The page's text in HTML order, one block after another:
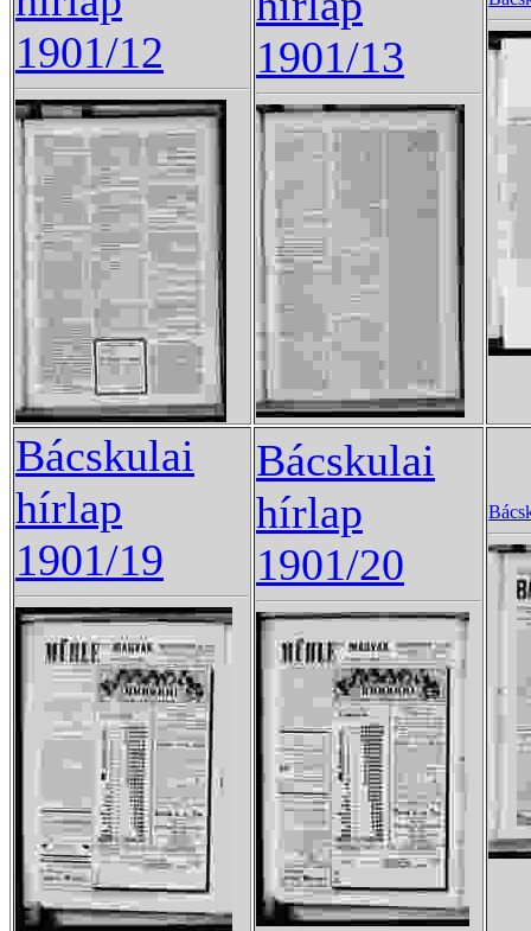
1901/12
1901/13
Bácskulai
hírlap
1901/19
Bácskulai
hírlap
1901/20